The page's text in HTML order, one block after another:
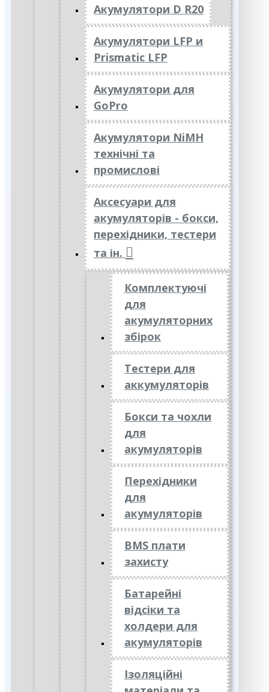
Акумулятори D R20
Акумулятори LFP и
Prismatic LFP
Акумулятори для
GoPro
Акумулятори NiMH
технічні та
промислові
Аксесуари для
акумуляторів - бокси,
перехідники, тестери
та ін.
Комплектуючі
для
акумуляторних
збірок
Тестери для
аккумуляторів
Бокси та чохли
для
акумуляторів
Перехідники
для
акумуляторів
BMS плати
захисту
Батарейні
відсіки та
холдери для
акумуляторів
Ізоляційні